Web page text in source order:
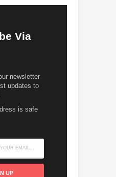
Via
newsletter
updates to
is safe